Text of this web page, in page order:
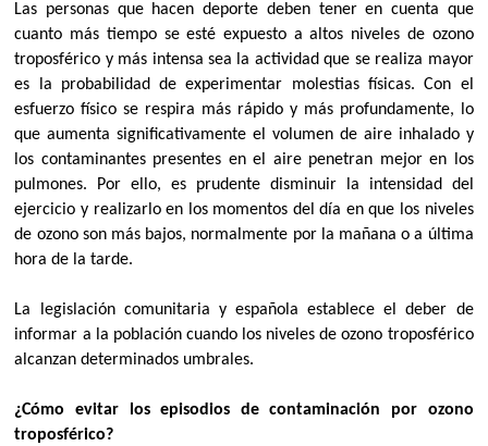
Las personas que hacen deporte deben tener en cuenta que
cuanto más tiempo se esté expuesto a altos niveles de ozono
troposférico y más intensa sea la actividad que se realiza mayor
es la probabilidad de experimentar molestias físicas. Con el
esfuerzo físico se respira más rápido y más profundamente, lo
que aumenta significativamente el volumen de aire inhalado y
los contaminantes presentes en el aire penetran mejor en los
pulmones. Por ello, es prudente disminuir la intensidad del
ejercicio y realizarlo en los momentos del día en que los niveles
de ozono son más bajos, normalmente por la mañana o a última
hora de la tarde.
La legislación comunitaria y española establece el deber de
informar a la población cuando los niveles de ozono troposférico
alcanzan determinados umbrales.
¿Cómo evitar los episodios de contaminación por ozono
troposférico?